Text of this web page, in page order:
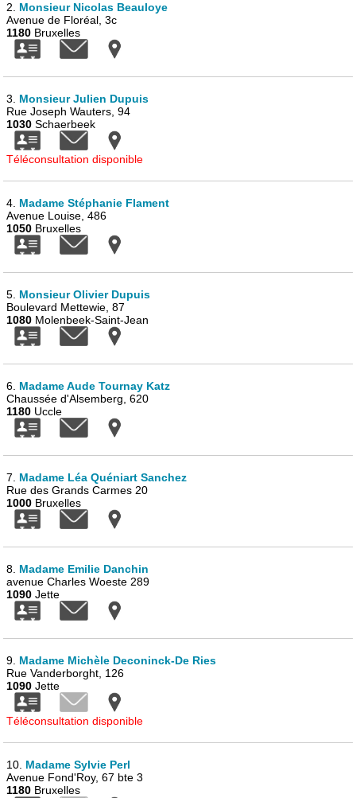
2. Monsieur Nicolas Beauloye
Avenue de Floréal, 3c
1180 Bruxelles
3. Monsieur Julien Dupuis
Rue Joseph Wauters, 94
1030 Schaerbeek
Téléconsultation disponible
4. Madame Stéphanie Flament
Avenue Louise, 486
1050 Bruxelles
5. Monsieur Olivier Dupuis
Boulevard Mettewie, 87
1080 Molenbeek-Saint-Jean
6. Madame Aude Tournay Katz
Chaussée d'Alsemberg, 620
1180 Uccle
7. Madame Léa Quéniart Sanchez
Rue des Grands Carmes 20
1000 Bruxelles
8. Madame Emilie Danchin
avenue Charles Woeste 289
1090 Jette
9. Madame Michèle Deconinck-De Ries
Rue Vanderborght, 126
1090 Jette
Téléconsultation disponible
10. Madame Sylvie Perl
Avenue Fond'Roy, 67 bte 3
1180 Bruxelles